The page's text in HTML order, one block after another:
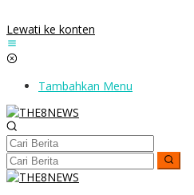
Lewati ke konten
Tambahkan Menu